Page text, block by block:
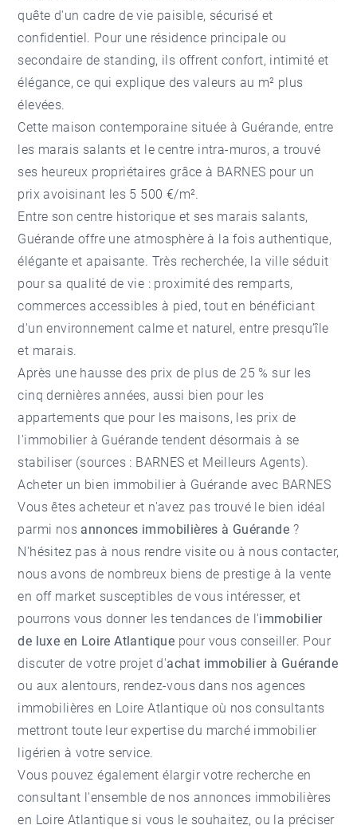
quête d'un cadre de vie paisible, sécurisé et
confidentiel. Pour une résidence principale ou
secondaire de standing, ils offrent confort, intimité et
élégance, ce qui explique des valeurs au m² plus
élevées.
Cette maison contemporaine située à Guérande, entre
les marais salants et le centre intra-muros, a trouvé
ses heureux propriétaires grâce à BARNES pour un
prix avoisinant les 5 500 €/m².
Entre son centre historique et ses marais salants,
Guérande offre une atmosphère à la fois authentique,
élégante et apaisante. Très recherchée, la ville séduit
pour sa qualité de vie : proximité des remparts,
commerces accessibles à pied, tout en bénéficiant
d'un environnement calme et naturel, entre presqu’île
et marais.
Après une hausse des prix de plus de 25 % sur les
cinq dernières années, aussi bien pour les
appartements que pour les maisons, les prix de
l'immobilier à Guérande tendent désormais à se
stabiliser (sources : BARNES et Meilleurs Agents).
Acheter un bien immobilier à Guérande avec BARNES
Vous êtes acheteur et n'avez pas trouvé le bien idéal
parmi nos annonces immobilières à Guérande ?
N'hésitez pas à nous rendre visite ou à nous contacter,
nous avons de nombreux biens de prestige à la vente
en off market susceptibles de vous intéresser, et
pourrons vous donner les tendances de l'immobilier
de luxe en Loire Atlantique pour vous conseiller. Pour
discuter de votre projet d'achat immobilier à Guérande
ou aux alentours, rendez-vous dans nosagences
immobilières en Loire Atlantique où nos consultants
mettront toute leur expertise du marché immobilier
ligérien à votre service.
Vous pouvez également élargir votre recherche en
consultant l'ensemble de nosannonces immobilières
en Loire Atlantique si vous le souhaitez, ou la préciser